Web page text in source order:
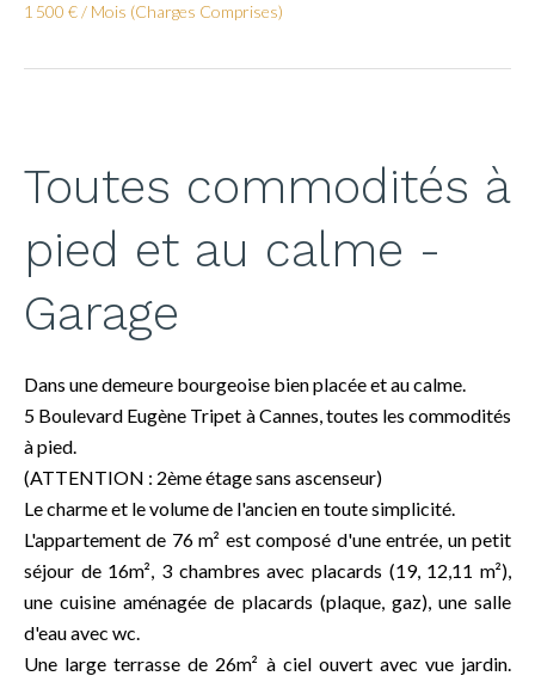
1 500 € / Mois (Charges Comprises)
Toutes commodités à
pied et au calme -
Garage
Dans une demeure bourgeoise bien placée et au calme.
5 Boulevard Eugène Tripet à Cannes, toutes les commodités
à pied.
(ATTENTION : 2ème étage sans ascenseur)
Le charme et le volume de l'ancien en toute simplicité.
L'appartement de 76 m² est composé d'une entrée, un petit
séjour de 16m², 3 chambres avec placards (19, 12,11 m²),
une cuisine aménagée de placards (plaque, gaz), une salle
d'eau avec wc.
Une large terrasse de 26m² à ciel ouvert avec vue jardin.